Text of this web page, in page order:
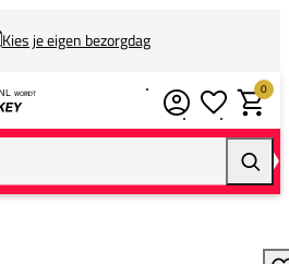
Kies je eigen bezorgdag
0